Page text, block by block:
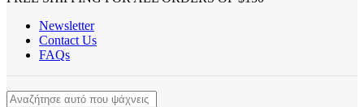
Newsletter
Contact Us
FAQs